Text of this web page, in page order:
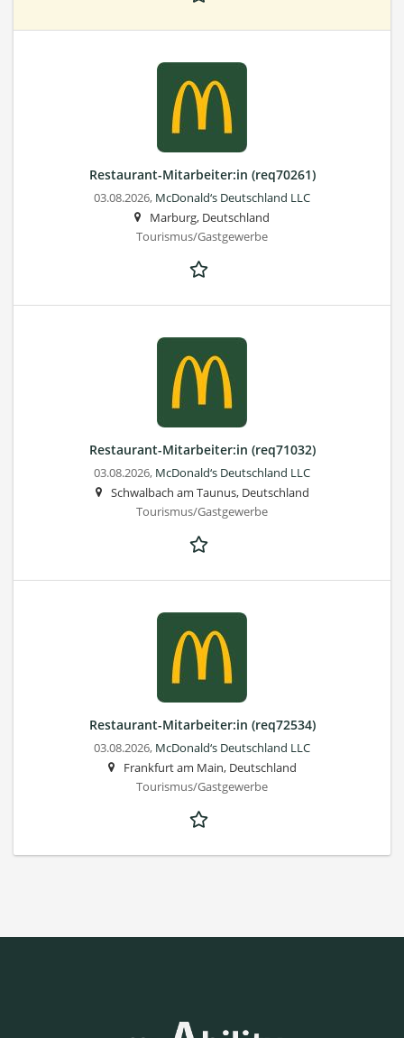
Restaurant-Mitarbeiter:in (req70261)
03.08.2026, McDonald‘s Deutschland LLC
Marburg, Deutschland
Tourismus/Gastgewerbe
Restaurant-Mitarbeiter:in (req71032)
03.08.2026, McDonald‘s Deutschland LLC
Schwalbach am Taunus, Deutschland
Tourismus/Gastgewerbe
Restaurant-Mitarbeiter:in (req72534)
03.08.2026, McDonald‘s Deutschland LLC
Frankfurt am Main, Deutschland
Tourismus/Gastgewerbe